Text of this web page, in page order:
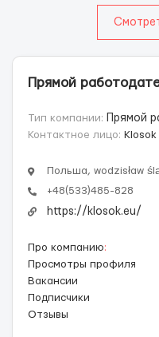
Прямой
Тип компании:
Прямой
Контактное лицо: Klosok
Польша, wodzisław
+48(533)485-828
https://klosok.eu/
Про компанию:
Просмотры профиля
Вакансии
Подписчики
Отзывы